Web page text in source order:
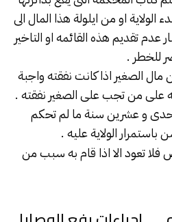
او من ايلولة هذا المال الى
عدم تقديم هذه القائمه او التاخير
للخطر .
الصغير اذا كانت نفقته واجبة
على من تجب على الصغير نفقته .
احدى و عشرين سنة ما لم تحكم
الولاية عليه .
فلا تعود الا اذا قام به سبب من